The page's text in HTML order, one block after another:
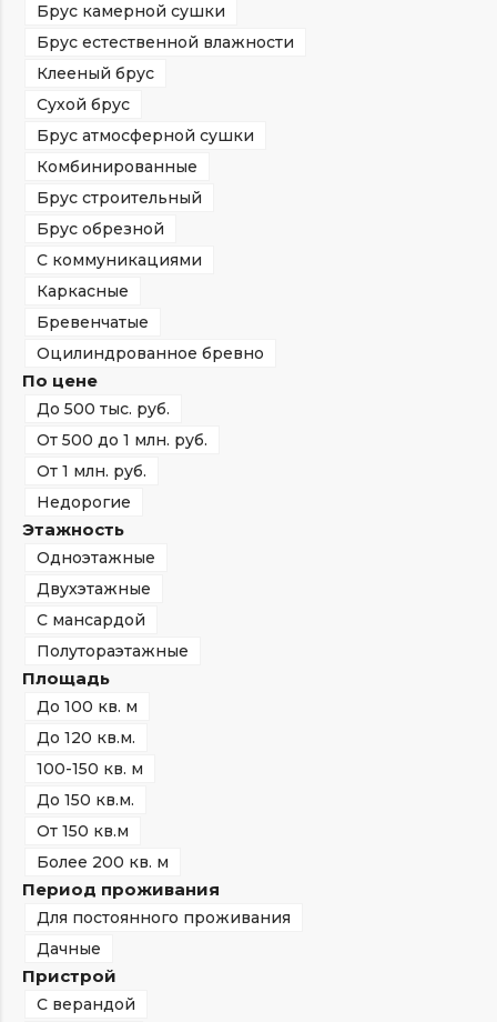
Брус камерной сушки
Брус естественной влажности
Клееный брус
Сухой брус
Брус атмосферной сушки
Комбинированные
Брус строительный
Брус обрезной
С коммуникациями
Каркасные
Бревенчатые
Оцилиндрованное бревно
По цене
До 500 тыс. руб.
От 500 до 1 млн. руб.
От 1 млн. руб.
Недорогие
Этажность
Одноэтажные
Двухэтажные
С мансардой
Полутораэтажные
Площадь
До 100 кв. м
До 120 кв.м.
100-150 кв. м
До 150 кв.м.
От 150 кв.м
Более 200 кв. м
Период проживания
Для постоянного проживания
Дачные
Пристрой
С верандой